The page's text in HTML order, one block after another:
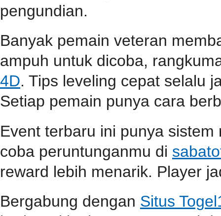
pengundian.
Banyak pemain veteran
ampuh untuk dicoba,
4D. Tips leveling cepat selalu
Setiap pemain punya cara
Event terbaru ini punya
coba peruntunganmu di
reward lebih menarik. Player
Bergabung dengan Situs